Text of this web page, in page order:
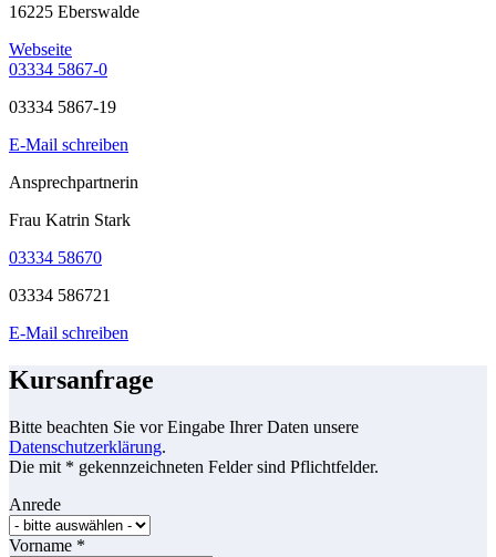
16225 Eberswalde
Webseite
03334 5867-0
03334 5867-19
E-Mail schreiben
Ansprechpartnerin
Frau Katrin Stark
03334 58670
03334 586721
E-Mail schreiben
Kursanfrage
Bitte beachten Sie vor Eingabe Ihrer Daten unsere
Datenschutzerklärung.
Die mit * gekennzeichneten Felder sind Pflichtfelder.
Anrede
Vorname *